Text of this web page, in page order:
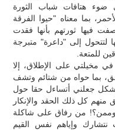
ضوء هتافات شباب الثورة
بما معناه "حيوا الفرقة
فيها ثورتهم بأنها فقدت
لتتحول إلى "داعرة" متبرجة
للمتعة.
مخيلتي على الإطلاق، إلا
بما حواه من شتائم وتشف
جعلني أتساءل حقا حول
منهم كل ذلك الحقد والإنكار
وممن؟! من رفاق على شاكلة
وإياهم نفس القيم